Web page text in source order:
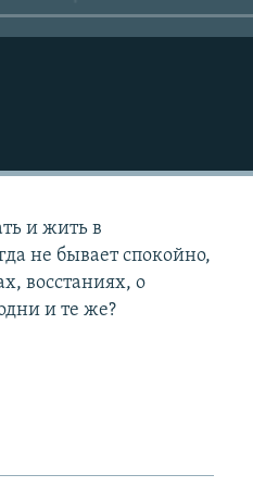
и жить в
не бывает спокойно,
восстаниях, о
и те же?